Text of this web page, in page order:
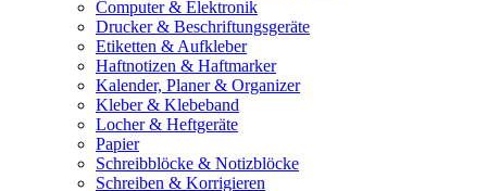
Computer & Elektronik
Drucker & Beschriftungsgeräte
Etiketten & Aufkleber
Haftnotizen & Haftmarker
Kalender, Planer & Organizer
Kleber & Klebeband
Locher & Heftgeräte
Papier
Schreibblöcke & Notizblöcke
Schreiben & Korrigieren